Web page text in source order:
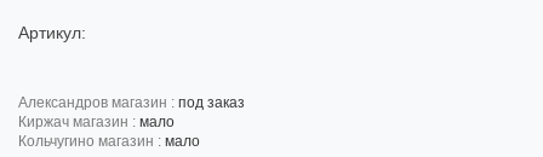
Артикул:
александров магазин : под заказ
киржач магазин : мало
кольчугино магазин : мало